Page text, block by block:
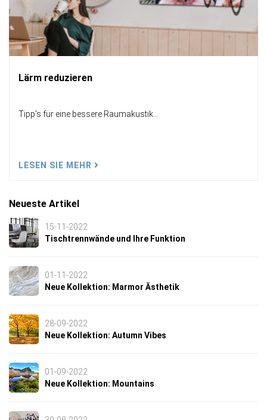
Lärm reduzieren
Tipp's für eine bessere Raumakustik...
LESEN SIE MEHR
Neueste Artikel
15-11-2022
Tischtrennwände und Ihre Funktion
01-11-2022
Neue Kollektion: Marmor Ästhetik
28-09-2022
Neue Kollektion: Autumn Vibes
01-09-2022
Neue Kollektion: Mountains